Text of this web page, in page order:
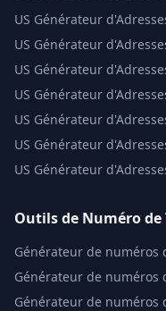
US Générateur
US Générateur
US Générateur
US Générateur
US Générateur
US Générateur
US Générateur
Outils de Numéro de
Générateur de numéros
Générateur de numéros
Générateur de numéros